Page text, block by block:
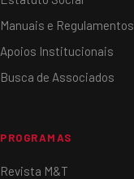
Manuais e Regulamentos
Apoios Institucionais
Busca de Associados
PROGRAMAS
Revista M&T